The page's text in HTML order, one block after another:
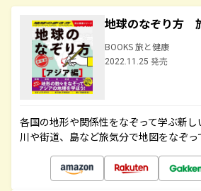
地球のなぞり方
BOOKS 旅と健康
2022.11.25 発売
各国の地形や関係性をなぞって学ぶ新し
川や街道、島など旅気分で地図をなぞっ